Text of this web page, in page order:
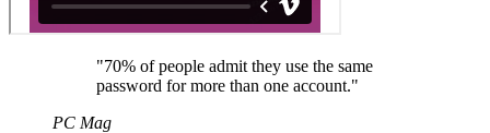
"70% of people admit they use the same
password for more than one account."
PC Mag